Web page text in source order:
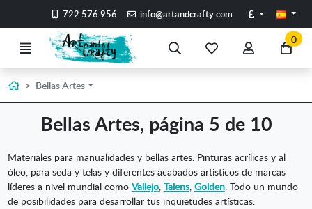
Ir al contenido principal de la página
722 576 956 info@artandcrafty.com Libras
Menú Búsqueda
artículoscuenta
Ir
a
0
InicioBellas Artes
Bellas Artes, página 5 de 10
Materiales para manualidades y bellas artes. Pinturas acrílicas y al
óleo, para seda y telas y diferentes acabados artísticos de marcas
líderes a nivel mundial como Vallejo, Talens, Golden. Todo un mundo
de posibilidades para desarrollar tus inquietudes artísticas.